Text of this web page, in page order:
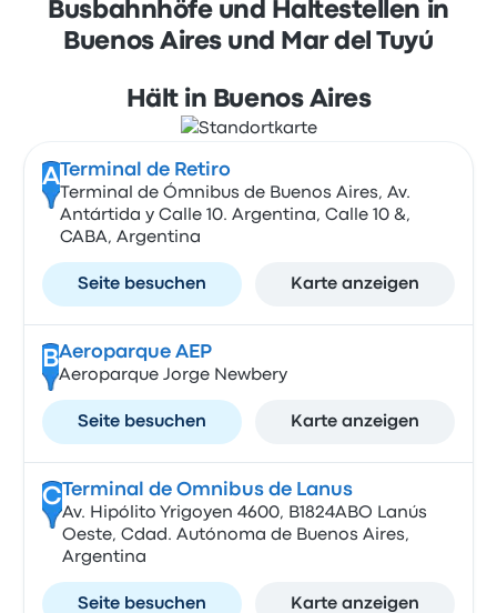
Busbahnhöfe und Haltestellen in
Buenos Aires und Mar del Tuyú
Hält in Buenos Aires
A Terminal de Retiro
Terminal de Ómnibus de Buenos Aires, Av.
Antártida y Calle 10. Argentina, Calle 10 &,
CABA, Argentina
Seite besuchen Karte anzeigen
BAeroparque AEP
Aeroparque Jorge Newbery
Seite besuchen Karte anzeigen
CTerminal de Omnibus de Lanus
Av. Hipólito Yrigoyen 4600, B1824ABO Lanús
Oeste, Cdad. Autónoma de Buenos Aires,
Argentina
Seite besuchen Karte anzeigen